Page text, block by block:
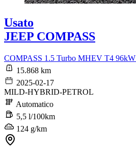
Usato
JEEP COMPASS
COMPASS 1.5 Turbo MHEV T4
15.868 km
2025-02-17
MILD-HYBRID-PETROL
Automatico
5,5 l/100km
124 g/km